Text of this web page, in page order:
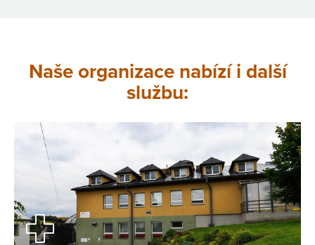
Naše organizace nabízí i další
službu: